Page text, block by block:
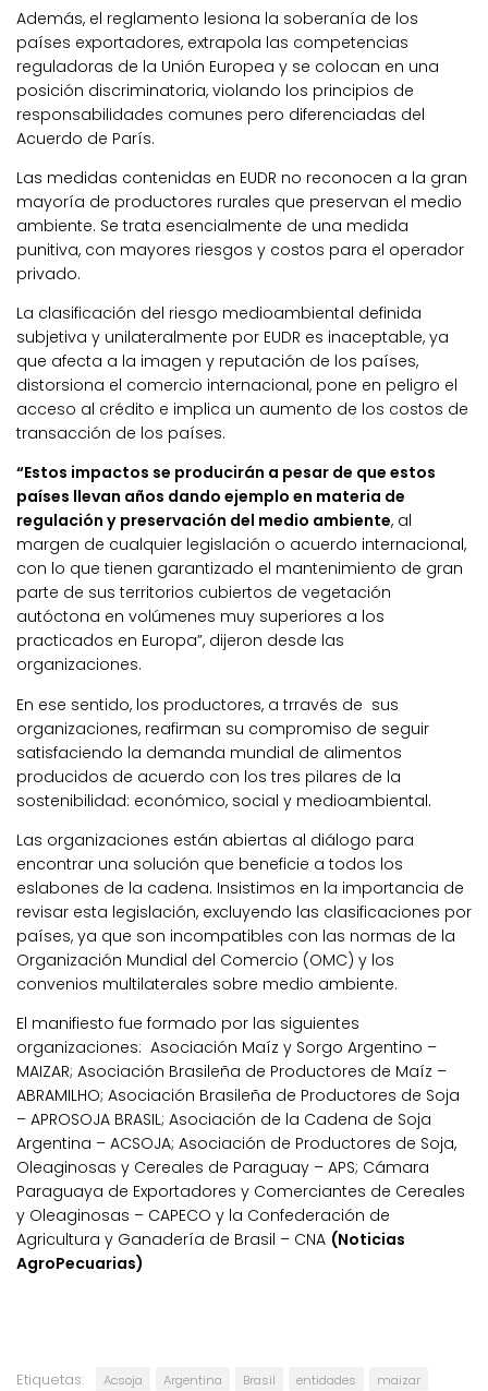
Además, el reglamento lesiona la soberanía de los
países exportadores, extrapola las competencias
reguladoras de la Unión Europea y se colocan en una
posición discriminatoria, violando los principios de
responsabilidades comunes pero diferenciadas del
Acuerdo de París.
Las medidas contenidas en EUDR no reconocen a la gran
mayoría de productores rurales que preservan el medio
ambiente. Se trata esencialmente de una medida
punitiva, con mayores riesgos y costos para el operador
privado.
La clasificación del riesgo medioambiental definida
subjetiva y unilateralmente por EUDR es inaceptable, ya
que afecta a la imagen y reputación de los países,
distorsiona el comercio internacional, pone en peligro el
acceso al crédito e implica un aumento de los costos de
transacción de los países.
“Estos impactos se producirán a pesar de que estos
países llevan años dando ejemplo en materia de
regulación y preservación del medio ambiente, al
margen de cualquier legislación o acuerdo internacional,
con lo que tienen garantizado el mantenimiento de gran
parte de sus territorios cubiertos de vegetación
autóctona en volúmenes muy superiores a los
practicados en Europa”, dijeron desde las
organizaciones.
En ese sentido, los productores, a trravés de sus
organizaciones, reafirman su compromiso de seguir
satisfaciendo la demanda mundial de alimentos
producidos de acuerdo con los tres pilares de la
sostenibilidad: económico, social y medioambiental.
Las organizaciones están abiertas al diálogo para
encontrar una solución que beneficie a todos los
eslabones de la cadena. Insistimos en la importancia de
revisar esta legislación, excluyendo las clasificaciones por
países, ya que son incompatibles con las normas de la
Organización Mundial del Comercio (OMC) y los
convenios multilaterales sobre medio ambiente.
El manifiesto fue formado por las siguientes
organizaciones: Asociación Maíz y Sorgo Argentino –
MAIZAR; Asociación Brasileña de Productores de Maíz –
ABRAMILHO; Asociación Brasileña de Productores de Soja
– APROSOJA BRASIL; Asociación de la Cadena de Soja
Argentina – ACSOJA; Asociación de Productores de Soja,
Oleaginosas y Cereales de Paraguay – APS; Cámara
Paraguaya de Exportadores y Comerciantes de Cereales
y Oleaginosas – CAPECO y la Confederación de
Agricultura y Ganadería de Brasil – CNA (Noticias
AgroPecuarias)
Etiquetas: Acsoja Argentina Brasil entidades
maizar